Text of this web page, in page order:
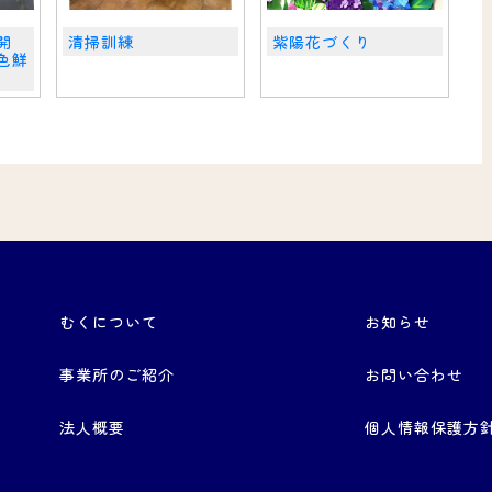
鮮
清掃訓練 紫陽花づくり
むくについて
事業所のご紹介
法人概要
お知らせ
お問い合わせ
個人情報保護方